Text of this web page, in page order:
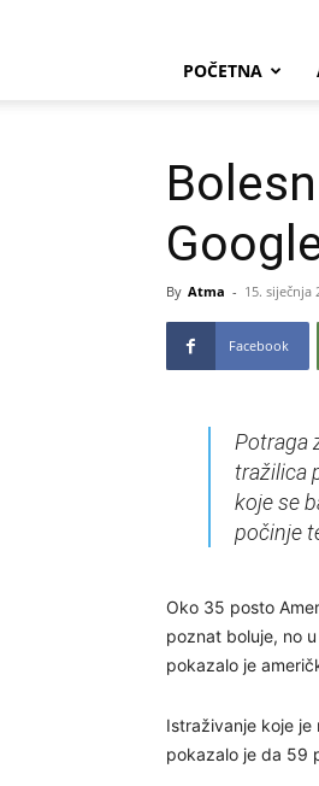
POČETNA
By Atma - 15. siječnja
Facebook
Potraga
tražilica
koje se
počinje
Oko 35 posto
poznat boluje, no
pokazalo je
Istraživanje koje je
pokazalo je da 59